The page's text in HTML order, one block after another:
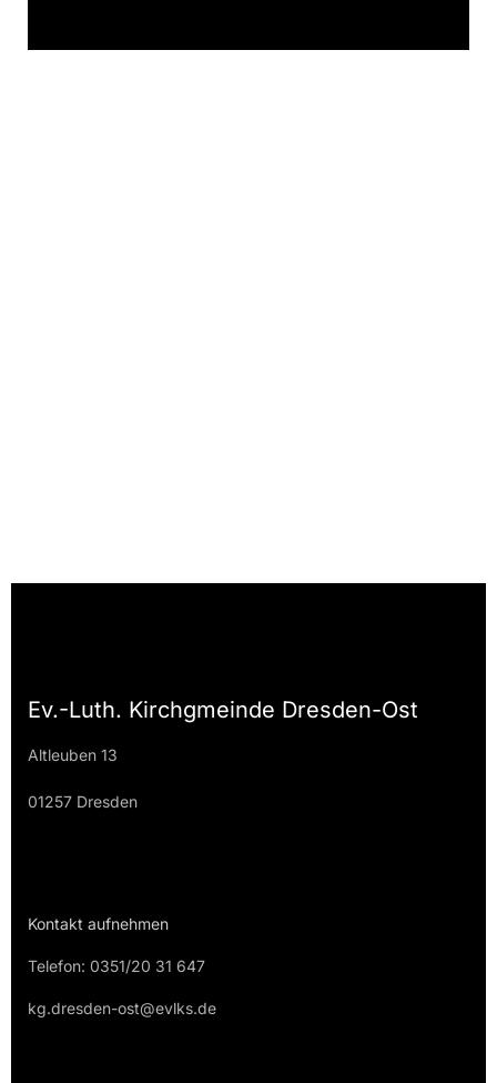
Ev.-Luth. Kirchgmeinde Dresden-Ost
Altleuben 13
01257 Dresden
Kontakt aufnehmen
Telefon: 0351/20 31 647
kg.dresden-ost@evlks.de